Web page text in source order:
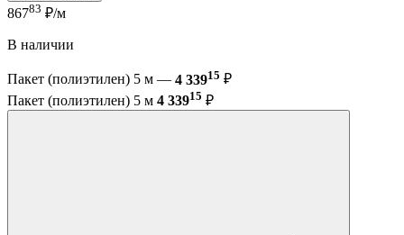
86783 ₽/м
В наличии
Пакет (полиэтилен) 5 м — 4 33915 ₽
Пакет (полиэтилен) 5 м 4 33915 ₽